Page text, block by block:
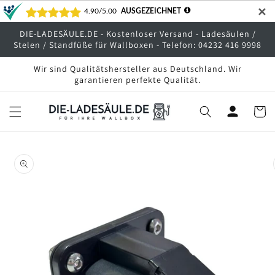
✕
Direkt
zum
Inhalt
DIE-LADESÄULE.DE - Kostenloser Versand - Ladesäulen /
Stelen / Standfüße für Wallboxen - Telefon: 04232 416 9998
Wir sind Qualitätshersteller aus Deutschland. Wir
garantieren perfekte Qualität.